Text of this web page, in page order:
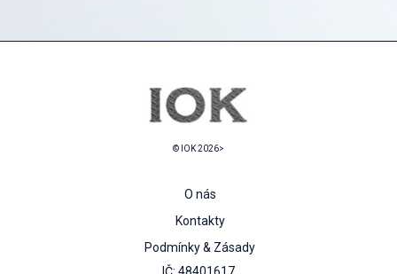
© IOK 2026>
O nás
Kontakty
Podmínky & Zásady